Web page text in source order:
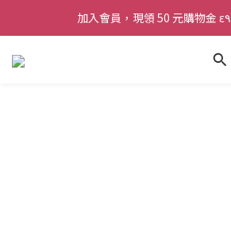
全館滿 800 元 就免運 🚚